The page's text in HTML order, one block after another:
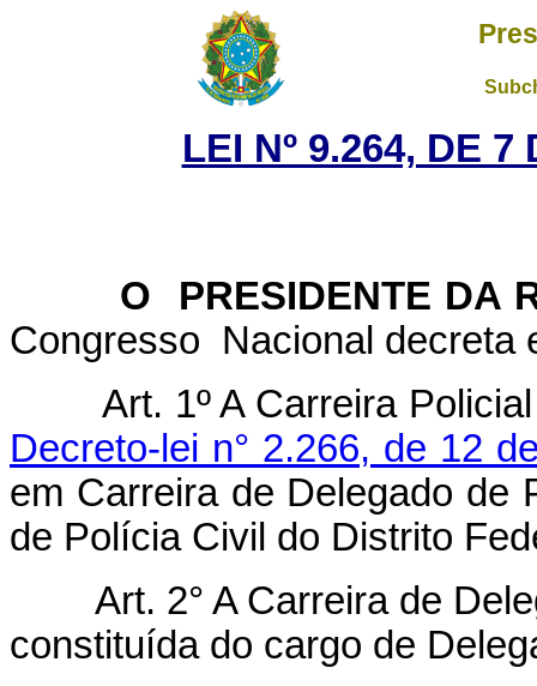
LEI Nº 9.264, DE 7
O PRESIDENTE DA
Congresso Nacional
Art. 1º A Carreira
Decreto-lei n° 2.266, de 12
em Carreira de Delegado de
de Polícia Civil do Distrito
Art. 2° A Carreira de
constituída do cargo de